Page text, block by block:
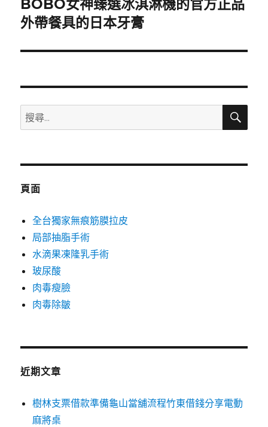
下
一
文
BOBO女神臻選冰淇淋機的官方正品
外帶餐具的日本牙膏
搜
尋
鍵
搜
頁面
全台獨家無痕筋膜拉皮
局部抽脂手術
水滴果凍隆乳手術
玻尿酸
肉毒瘦臉
肉毒除皺
近期文章
樹林支票借款準備龜山當舖流程竹東借錢分享電動
麻將桌